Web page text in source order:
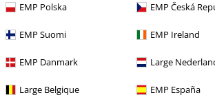
EMP Polska EMP Česká
EMP Suomi EMP Ireland
EMP Danmark Large
Large Belgique EMP España